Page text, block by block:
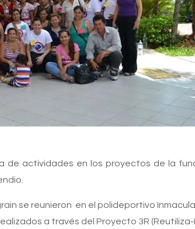
de actividades en los proyectos de la
se reunieron en el polideportivo
a través del Proyecto 3R